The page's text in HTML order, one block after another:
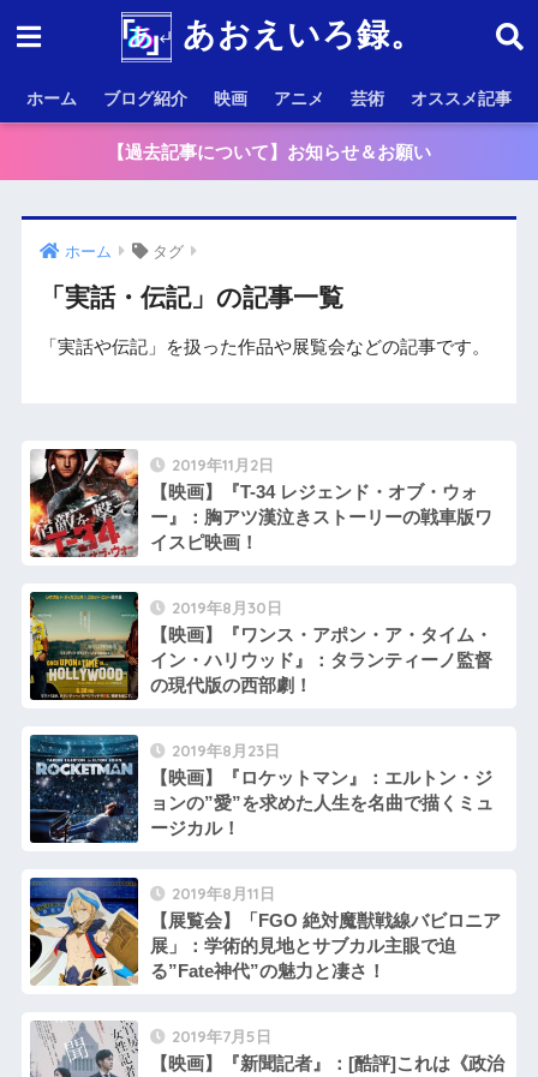
あおえいろ録。
ホーム ブログ紹介 映画 アニメ 芸術 オススメ記事
【過去記事について】お知らせ＆お願い
ホーム タグ
「実話・伝記」の記事一覧
「実話や伝記」を扱った作品や展覧会などの記事です。
2019年11月2日
【映画】『T-34 レジェンド・オブ・ウォ
ー』：胸アツ漢泣きストーリーの戦車版ワ
イスピ映画！
2019年8月30日
【映画】『ワンス・アポン・ア・タイム・
イン・ハリウッド』：タランティーノ監督
の現代版の西部劇！
2019年8月23日
【映画】『ロケットマン』：エルトン・ジ
ョンの”愛”を求めた人生を名曲で描くミュ
ージカル！
2019年8月11日
【展覧会】「FGO 絶対魔獣戦線バビロニア
展」：学術的見地とサブカル主眼で迫
る”Fate神代”の魅力と凄さ！
2019年7月5日
【映画】『新聞記者』：[酷評]これは《政治